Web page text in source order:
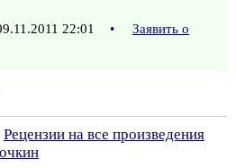
22:01 •
Заявить о
Рецензии на все произведения